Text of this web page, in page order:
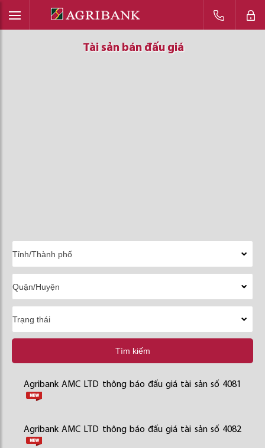
Tài sản bán đấu giá
Tài sản bán đấu giá
Tài sản bán đấu giá
Tìm kiếm
Agribank AMC LTD thông báo đấu giá tài sản số 4081
Agribank AMC LTD thông báo đấu giá tài sản số 4082